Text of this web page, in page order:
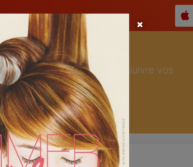
LaCarte
l'app LaCarte pour suivre vos
et ne rien rater !
tard
Viva la vie